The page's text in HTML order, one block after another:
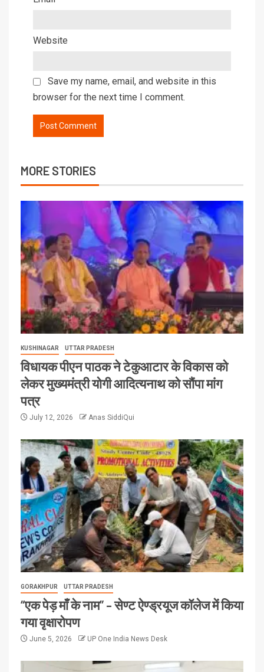
Website
Save my name, email, and website in this
browser for the next time I comment.
MORE STORIES
KUSHINAGAR UTTAR PRADESH
विधायक पीएन पाठक ने टेकुआटार के विकास को
लेकर मुख्यमंत्री योगी आदित्यनाथ को सौंपा मांग
पत्र
July 12, 2026 Anas SiddiQui
GORAKHPUR UTTAR PRADESH
“एक पेड़ माँ के नाम” – सेण्ट ऐण्ड्रयूज कॉलेज में किया
गया वृक्षारोपण
June 5, 2026 UP One India News Desk